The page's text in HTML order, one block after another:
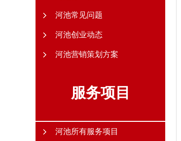
河池常见问题
河池创业动态
河池营销策划方案
服务项目
河池所有服务项目